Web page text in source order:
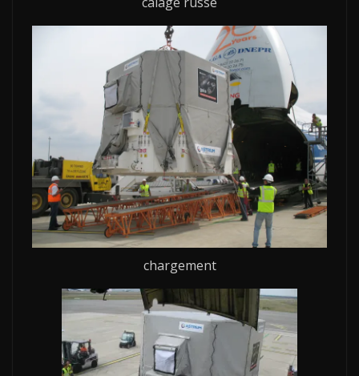
chargement